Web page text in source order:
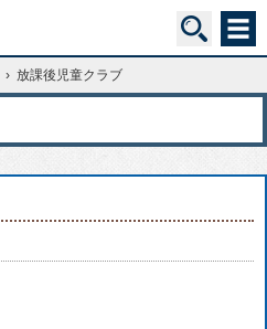
› 放課後児童クラブ